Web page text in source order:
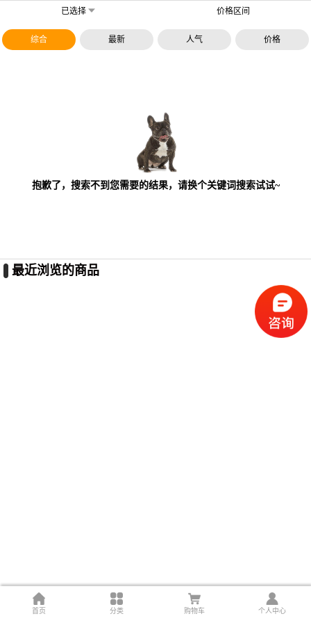
已选择 价格区间
综合 最新 人气 价格
抱歉了，搜索不到您需要的结果，请换个关键词搜索试试~
最近浏览的商品
首页 分类 购物车 个人中心